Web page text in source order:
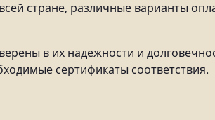
стране, различные варианты
в их надежности и
сертификаты соответствия.